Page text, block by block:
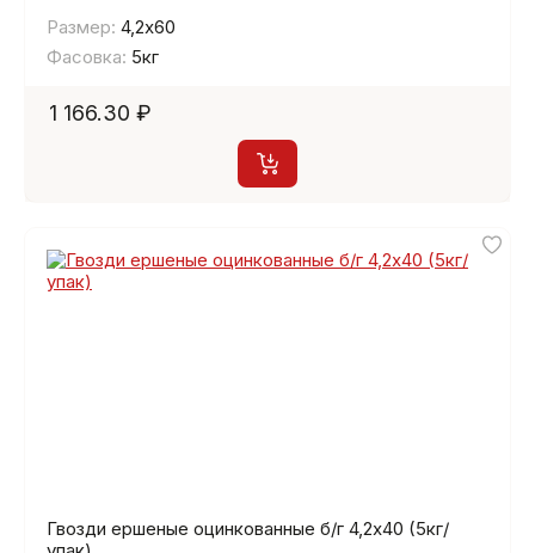
Размер: 4,2х60
Фасовка: 5кг
1 166.30 ₽
Гвозди ершеные оцинкованные б/г 4,2х40 (5кг/